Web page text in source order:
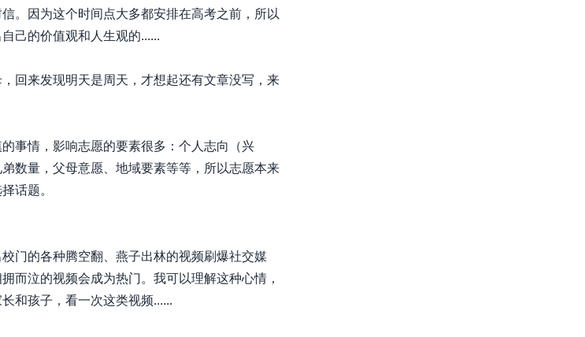
。因为这个时间点大多都安排在高考之前，所以
己的价值观和人生观的......
回来发现明天是周天，才想起还有文章没写，来
事情，影响志愿的要素很多：个人志向（兴
数量，父母意愿、地域要素等等，所以志愿本来
话题。
门的各种腾空翻、燕子出林的视频刷爆社交媒
而泣的视频会成为热门。我可以理解这种心情，
和孩子，看一次这类视频......